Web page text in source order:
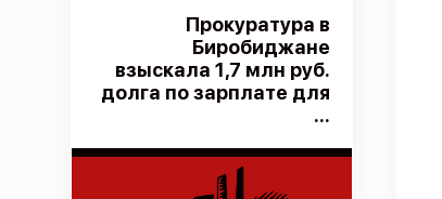
Прокуратура в
Биробиджане
взыскала 1,7 млн руб.
долга по зарплате для
...